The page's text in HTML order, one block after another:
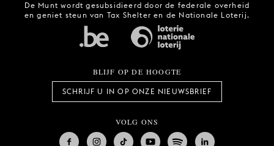
De Munt wordt gesubsidieerd door de federale overheid
en geniet steun van Tax Shelter en de Nationale Loterij.
BLIJF OP DE HOOGTE
SCHRIJF U IN OP ONZE NIEUWSBRIEF
VOLG ONS